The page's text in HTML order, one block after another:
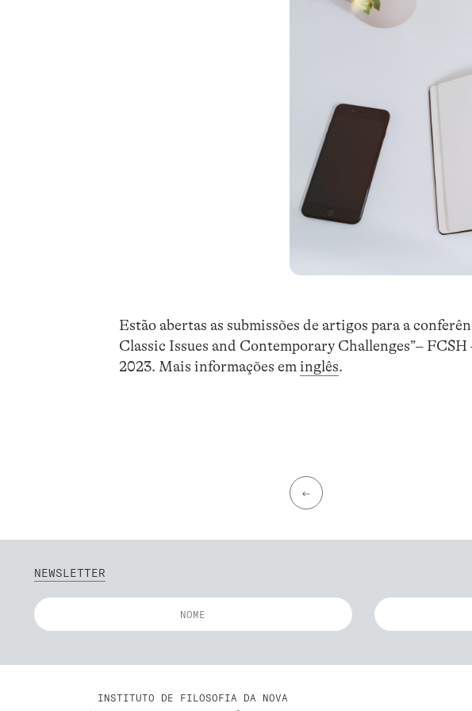
Estão abertas as submissões de artigos para a
Classic Issues and Contemporary Challenges”–
2023. Mais informações eminglês.
←
NEWSLETTER
INSTITUTO DE FILOSOFIA DA NOVA